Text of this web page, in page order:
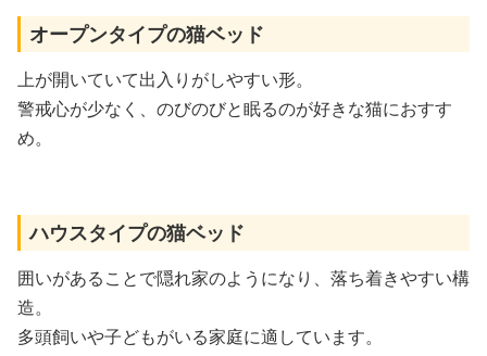
オープンタイプの猫ベッド
上が開いていて出入りがしやすい形。
警戒心が少なく、のびのびと眠るのが好きな猫におすす
め。
ハウスタイプの猫ベッド
囲いがあることで隠れ家のようになり、落ち着きやすい構
造。
多頭飼いや子どもがいる家庭に適しています。